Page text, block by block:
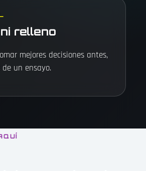
relleno
mejores decisiones antes,
un ensayo.